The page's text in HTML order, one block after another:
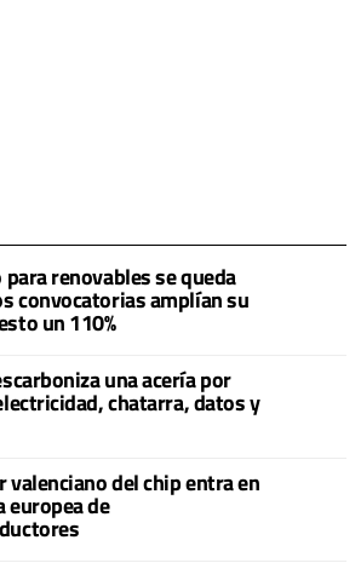
renovables se queda
convocatorias amplían su
un 110%
una acería por
chatarra, datos y
valenciano del chip entra en
europea de